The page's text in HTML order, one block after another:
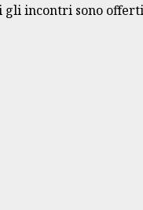
gli incontri sono